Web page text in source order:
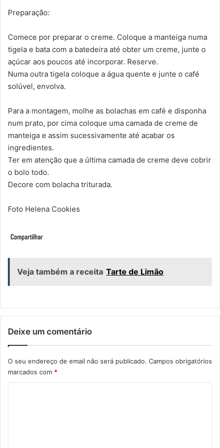
Preparação:
Comece por preparar o creme. Coloque a manteiga numa
tigela e bata com a batedeira até obter um creme, junte o
açúcar aos poucos até incorporar. Reserve.
Numa outra tigela coloque a água quente e junte o café
solúvel, envolva.
Para a montagem, molhe as bolachas em café e disponha
num prato, por cima coloque uma camada de creme de
manteiga e assim sucessivamente até acabar os
ingredientes.
Ter em atenção que a última camada de creme deve cobrir
o bolo todo.
Decore com bolacha triturada.
Foto Helena Cookies
Veja também a receita Tarte de Limão
Deixe um comentário
O seu endereço de email não será publicado. Campos obrigatórios
marcados com *